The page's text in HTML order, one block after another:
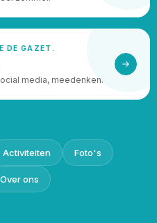
DE GAZET.
media, meedenken.
Activiteiten Foto's
Over ons